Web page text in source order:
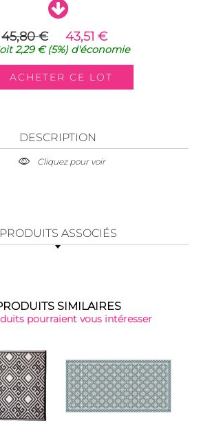
45,80 € 43,51 €
2,29 €(5%)d'économie
DESCRIPTION
Cliquez pour voir
PRODUITS ASSOCIÉS
SIMILAIRES
pourraient vous intéresser